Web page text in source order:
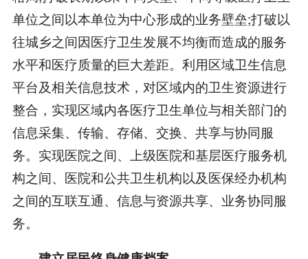
单位之间以本单位为中心形成的业务壁垒;打破以
往城乡之间因医疗卫生发展不均衡而造成的服务
水平和医疗质量的巨大差距。利用区域卫生信息
平台及相关信息技术，对区域内的卫生资源进行
整合，实现区域内各医疗卫生单位与相关部门的
信息采集、传输、存储、交换、共享与协同服
务。实现医院之间、上级医院和基层医疗服务机
构之间、医院和公共卫生机构以及医保经办机构
之间的互联互通、信息与资源共享、业务协同服
务。